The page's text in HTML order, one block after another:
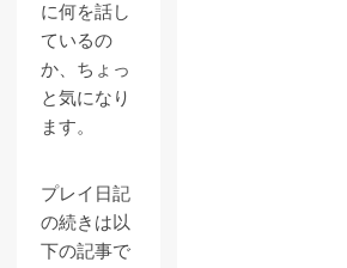
に何を話し
ているの
か、ちょっ
と気になり
ます。
プレイ日記
の続きは以
下の記事で